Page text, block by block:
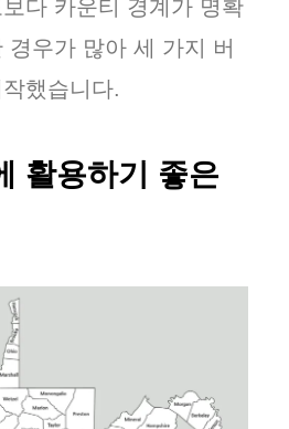
다 카운티 경계가 명확
경우가 많아 세 가지 버
했습니다.
활용하기 좋은